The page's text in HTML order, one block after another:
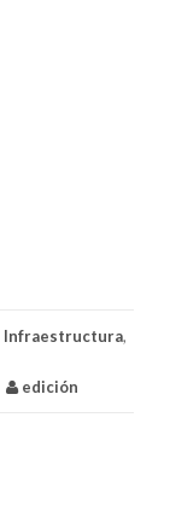
Infraestructura,
edición